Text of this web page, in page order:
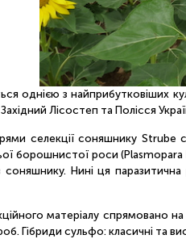
однією з найприбутковіших
Лісостеп та Полісся
селекції соняшнику
борошнистої роси
соняшнику. Нині ця
матеріалу спрямовано
Гібриди сульфо: класичні та